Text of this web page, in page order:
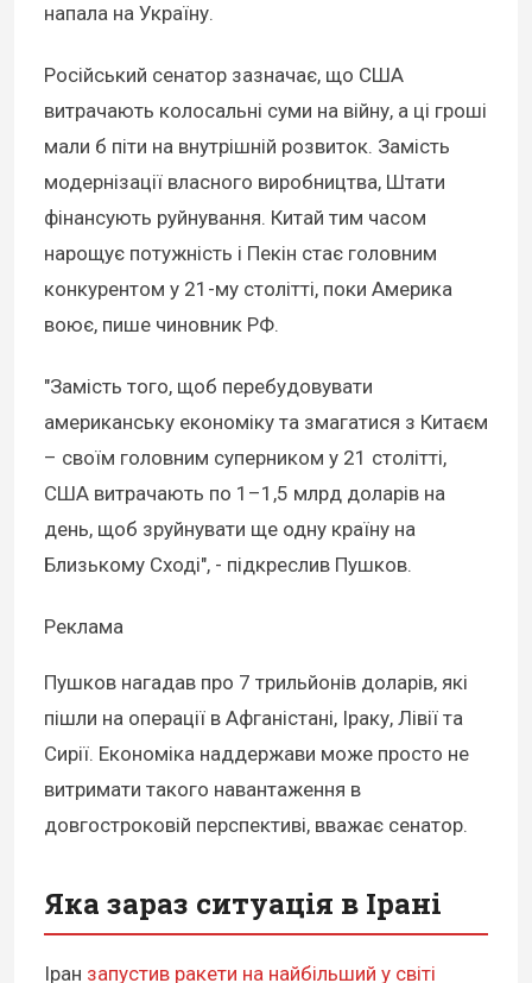
напала на Україну.
Російський сенатор зазначає, що США
витрачають колосальні суми на війну, а ці гроші
мали б піти на внутрішній розвиток. Замість
модернізації власного виробництва, Штати
фінансують руйнування. Китай тим часом
нарощує потужність і Пекін стає головним
конкурентом у 21-му столітті, поки Америка
воює, пише чиновник РФ.
"Замість того, щоб перебудовувати
американську економіку та змагатися з Китаєм
– своїм головним суперником у 21 столітті,
США витрачають по 1–1,5 млрд доларів на
день, щоб зруйнувати ще одну країну на
Близькому Сході", - підкреслив Пушков.
Реклама
Пушков нагадав про 7 трильйонів доларів, які
пішли на операції в Афганістані, Іраку, Лівії та
Сирії. Економіка наддержави може просто не
витримати такого навантаження в
довгостроковій перспективі, вважає сенатор.
Яка зараз ситуація в Ірані
Іран запустив ракети на найбільший у світі